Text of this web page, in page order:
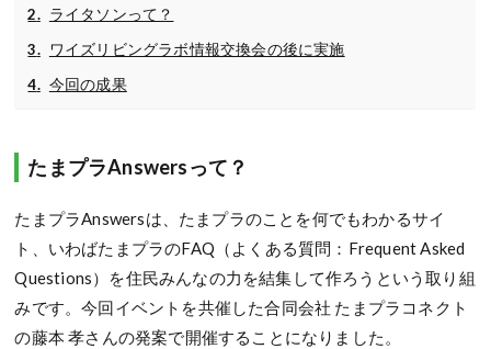
ライタソンって？
ワイズリビングラボ情報交換会の後に実施
今回の成果
たまプラAnswersって？
たまプラAnswersは、たまプラのことを何でもわかるサイ
ト、いわばたまプラのFAQ（よくある質問：Frequent Asked
Questions）を住民みんなの力を結集して作ろうという取り組
みです。今回イベントを共催した合同会社 たまプラコネクト
の藤本 孝さんの発案で開催することになりました。